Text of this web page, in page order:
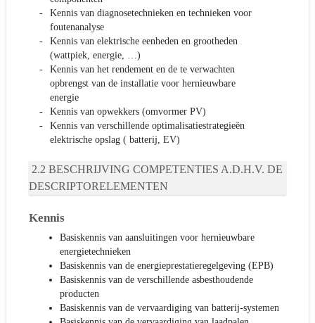
Kennis van diagnosetechnieken en technieken voor
foutenanalyse
Kennis van elektrische eenheden en grootheden
(wattpiek, energie, …)
Kennis van het rendement en de te verwachten
opbrengst van de installatie voor hernieuwbare
energie
Kennis van opwekkers (omvormer PV)
Kennis van verschillende optimalisatiestrategieën
elektrische opslag ( batterij, EV)
BESCHRIJVING COMPETENTIES A.D.H.V. DE
DESCRIPTORELEMENTEN
Kennis
Basiskennis van aansluitingen voor hernieuwbare
energietechnieken
Basiskennis van de energieprestatieregelgeving (EPB)
Basiskennis van de verschillende asbesthoudende
producten
Basiskennis van de vervaardiging van batterij-systemen